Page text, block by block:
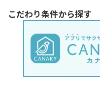
こだわり条件から探す